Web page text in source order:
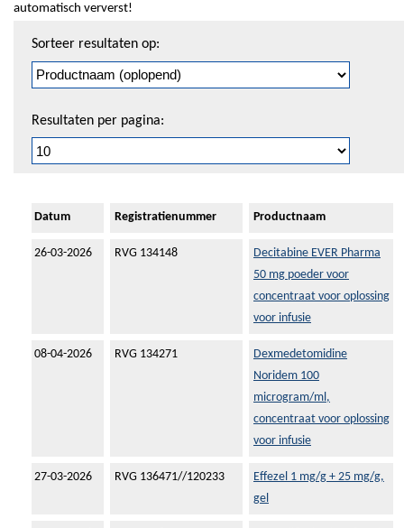
automatisch ververst!
pagineren
Sorteer resultaten op:
Resultaten per pagina:
Datum Registratienummer Productnaam
26-03-2026 RVG 134148
Decitabine EVER Pharma
50 mg poeder voor
concentraat voor oplossing
voor infusie
08-04-2026 RVG 134271
Dexmedetomidine
Noridem 100
microgram/ml,
concentraat voor oplossing
voor infusie
27-03-2026 RVG 136471//120233
Effezel 1 mg/g + 25 mg/g,
gel